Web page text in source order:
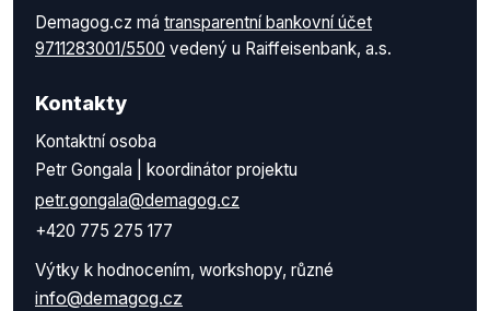
Demagog.cz má transparentní bankovní účet
9711283001/5500 vedený u Raiffeisenbank, a.s.
Kontakty
Kontaktní osoba
Petr Gongala | koordinátor projektu
petr.gongala@demagog.cz
+420 775 275 177
Výtky k hodnocením, workshopy, různé
info@demagog.cz